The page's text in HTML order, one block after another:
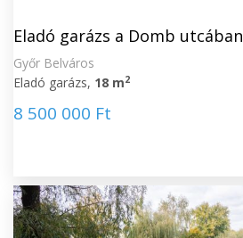
Eladó garázs a Domb utcában
Győr Belváros
Eladó garázs, 18 m2
8 500 000 Ft